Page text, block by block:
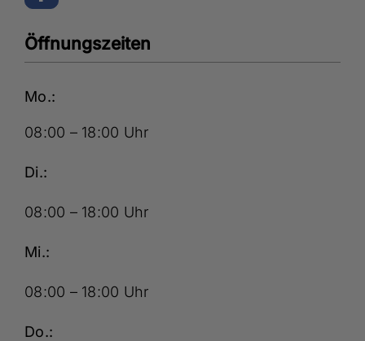
Öffnungszeiten
Mo.:
08:00 – 18:00 Uhr
Di.:
08:00 – 18:00 Uhr
Mi.:
08:00 – 18:00 Uhr
Do.: